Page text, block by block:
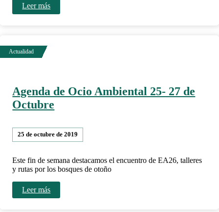
Leer más
Agenda de Ocio Ambiental 25- 27 de
Octubre
25 de octubre de 2019
Este fin de semana destacamos el encuentro de EA26, talleres
y rutas por los bosques de otoño
Leer más